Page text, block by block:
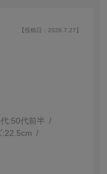
【投稿日：2026.7.27】
:50代前半
:22.5cm